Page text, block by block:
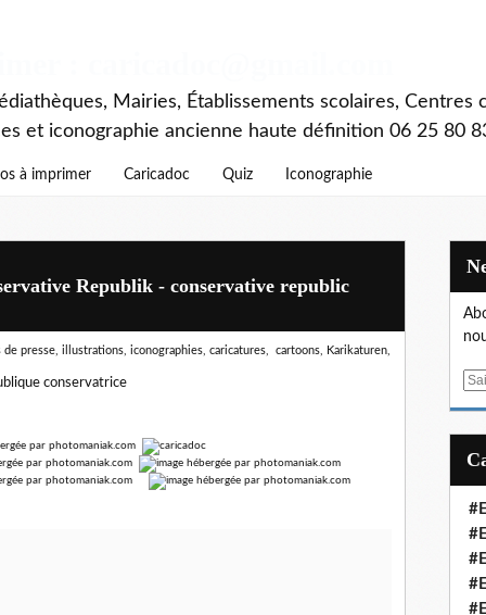
Mairies, Établissements scolaires, Centres
et iconographie ancienne haute définition 06 25 80
à imprimer Caricadoc Quiz Iconographie
Republik - conservative republic
presse, illustrations, iconographies, caricatures, cartoons, Karikaturen,
conservatrice
E